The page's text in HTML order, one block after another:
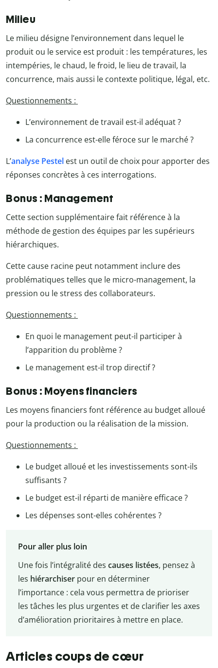
Milieu
Le milieu désigne l’environnement dans lequel le
produit ou le service est produit : les températures, les
intempéries, le chaud, le froid, le lieu de travail, la
concurrence, mais aussi le contexte politique, légal, etc.
Questionnements :
L’environnement de travail est-il adéquat ?
La concurrence est-elle féroce sur le marché ?
L’analyse Pestel est un outil de choix pour apporter des
réponses concrètes à ces interrogations.
Bonus : Management
Cette section supplémentaire fait référence à la
méthode de gestion des équipes par les supérieurs
hiérarchiques.
Cette cause racine peut notamment inclure des
problématiques telles que le micro-management, la
pression ou le stress des collaborateurs.
Questionnements :
En quoi le management peut-il participer à
l’apparition du problème ?
Le management est-il trop directif ?
Bonus : Moyens financiers
Les moyens financiers font référence au budget alloué
pour la production ou la réalisation de la mission.
Questionnements :
Le budget alloué et les investissements sont-ils
suffisants ?
Le budget est-il réparti de manière efficace ?
Les dépenses sont-elles cohérentes ?
Pour aller plus loin
Une fois l’intégralité des causes listées, pensez à
les hiérarchiserpour en déterminer
l’importance : cela vous permettra de prioriser
les tâches les plus urgentes et de clarifier les axes
d’amélioration prioritaires à mettre en place.
Articles coups de cœur